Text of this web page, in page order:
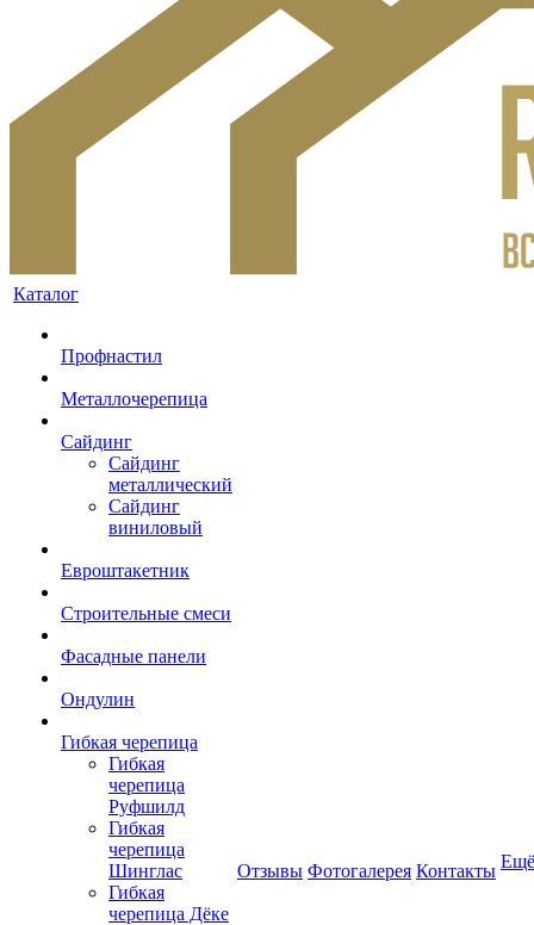
Каталог
Профнастил
Металлочерепица
Сайдинг
Сайдинг
металлический
Сайдинг
виниловый
Евроштакетник
Строительные смеси
Фасадные панели
Ондулин
Гибкая черепица
Гибкая
черепица
Руфшилд
Гибкая
черепица
Шинглас
Гибкая
черепица Дёке
Отзывы Фотогалерея Контакты Ещё